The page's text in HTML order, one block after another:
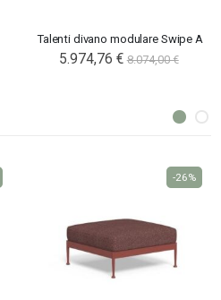
Talenti divano modulare Swipe A
5.974,76 € 8.074,00 €
-26%